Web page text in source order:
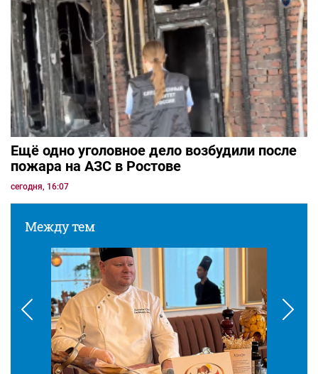
Ещё одно уголовное дело возбудили после
пожара на АЗС в Ростове
сегодня, 16:07
Между тем